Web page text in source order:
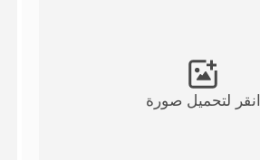
انقر لتحميل صورة